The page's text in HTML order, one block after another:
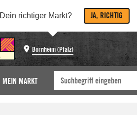
Dein richtiger Markt? JA, RICHTIG
Bornheim (Pfalz)
MEIN MARKT